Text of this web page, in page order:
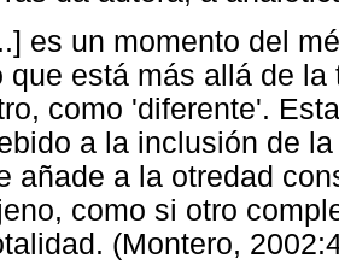
es un momento del
que está más allá de
como 'diferente'.
a la inclusión de
añade a la otredad
como si otro
(Montero,